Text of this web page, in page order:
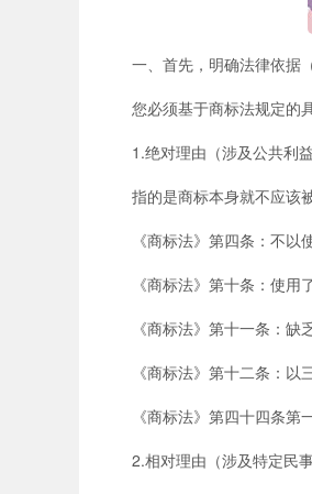
一、首先，明确法律依据（
您必须基于商标法规定的具
1.绝对理由（涉及公共利益
指的是商标本身就不应该被
《商标法》第四条：不以
《商标法》第十条：使用了
《商标法》第十一条：缺乏
《商标法》第十二条：以三
《商标法》第四十四条第一
2.相对理由（涉及特定民事